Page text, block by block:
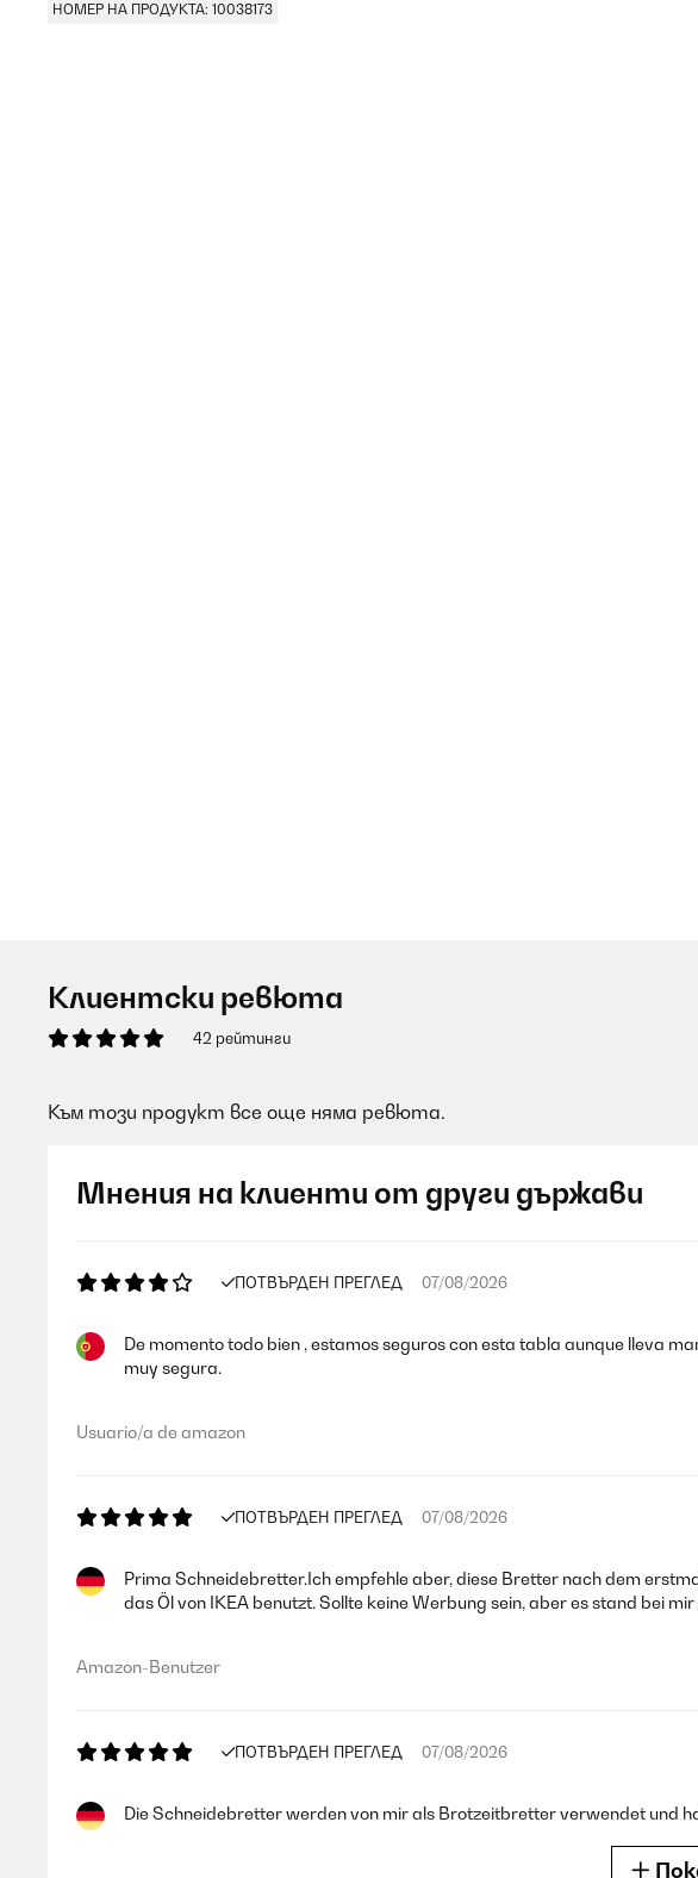
НОМЕР НА ПРОДУКТА: 10038173
Клиентски ревюта
42 рейтинги
Към този продукт все още няма ревюта.
Мнения на клиенти от други държави
ПОТВЪРДЕН ПРЕГЛЕД 07/08/2026
De momento todo bien , estamos seguros con esta tabla aunque lleva
muy segura.
Usuario/a de amazon
ПОТВЪРДЕН ПРЕГЛЕД 07/08/2026
Prima Schneidebretter.Ich empfehle aber, diese Bretter nach dem
das Öl von IKEA benutzt. Sollte keine Werbung sein, aber es stand bei
Amazon-Benutzer
ПОТВЪРДЕН ПРЕГЛЕД 07/08/2026
Die Schneidebretter werden von mir als Brotzeitbretter verwendet und